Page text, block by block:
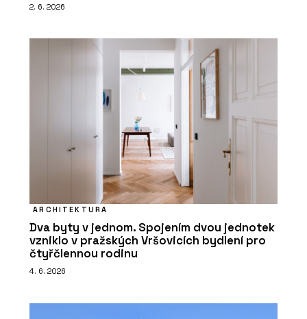
2. 6. 2026
ARCHITEKTURA
Dva byty v jednom. Spojením dvou jednotek
vzniklo v pražských Vršovicích bydlení pro
čtyřčlennou rodinu
4. 6. 2026